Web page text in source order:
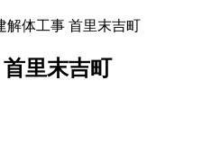
解体工事 首里末吉町
里末吉町